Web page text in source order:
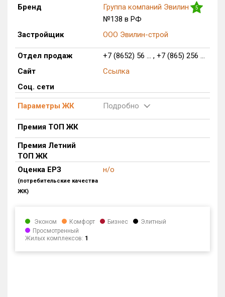
Найдено:
Многоквартирных домов
Блокированных домов
12 из 12
Домов с апартаментами
Поселков таунхаусов
Блокированных домов
10 из 10
Квартир, апартаментов,
блоков в БД
13 650 из 13 650
Бренд
Группа компаний Эвилин 5
№138 в РФ
Застройщик
ООО Эвилин-строй
Отдел продаж
+7 (8652) 56 ... , +7 (865) 256 ...
Сайт
Ссылка
Соц. сети
Параметры ЖК Подробно
Премия ТОП ЖК
Премия Летний
ТОП ЖК
Оценка ЕРЗ
(потребительские качества
ЖК)
н/о
Эконом Комфорт Бизнес
Элитный
Просмотренный
Жилых комплексов: 1